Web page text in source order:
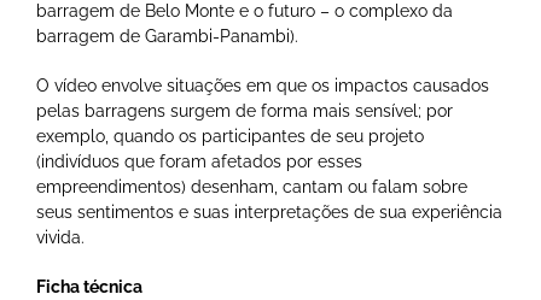
barragem de Belo Monte e o futuro – o complexo da
barragem de Garambi-Panambi).
O vídeo envolve situações em que os impactos causados ​​
pelas barragens surgem de forma mais sensível; por
exemplo, quando os participantes de seu projeto
(indivíduos que foram afetados por esses
empreendimentos) desenham, cantam ou falam sobre
seus sentimentos e suas interpretações de sua experiência
vivida.
Ficha técnica